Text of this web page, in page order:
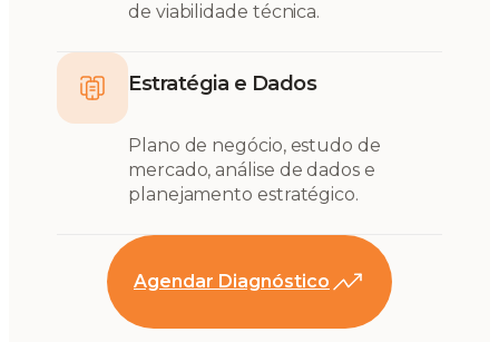
de viabilidade técnica.
Estratégia e Dados
Plano de negócio, estudo de
mercado, análise de dados e
planejamento estratégico.
Agendar Diagnóstico